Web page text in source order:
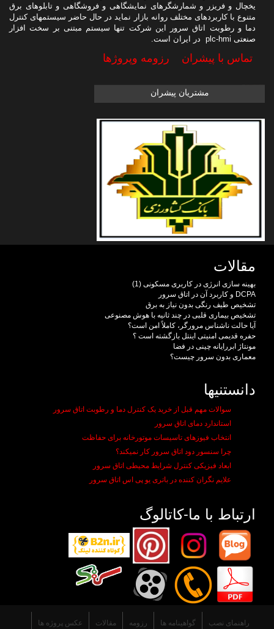
یخچال و فریزر و شمارشگرهای نمایشگاهی و فروشگاهی و تابلوهای برق
متنوع با کاربردهای مختلف روانه بازار نماید در حال حاضر سیستمهای کنترل
دما و رطوبت اتاق سرور این شرکت تنها سیستم مبتنی بر سخت افزار
صنعتی plc-hmi در ایران است.
تماس با پیشران رزومه وپروژها
مشتریان پیشران
مقالات
بهینه سازی انرژی در کاربری مسکونی (1)
DCPA و کاربرد آن در اتاق سرور
تشخیص طیف رنگی بدون نیاز به برق
تشخیص بیماری قلبی در چند ثانیه با هوش مصنوعی
آیا حالت ناشناس مرورگر، کاملاً امن است؟
حفره قدیمی امنیتی اینتل بازگشته است ؟
مونتاژ ابررایانه چینی در فضا
معماری بدون سرور چیست؟
دانستنیها
سوالات مهم قبل از خرید یک کنترل دما و رطوبت اتاق سرور
استاندارد دمای اتاق سرور
انتخاب فیوزهای تاسیسات موتورخانه برای حفاظت
چرا سنسور دود اتاق سرور کار نمیکند؟
ابعاد فیزیکی کنترل شرایط محیطی اتاق سرور
علایم نگران کننده در باتری یو پی اس اتاق سرور
ارتباط با ما-کاتالوگ
راهنمای نصب گواهينامه ها رزومه مقالات عکس پروژه ها